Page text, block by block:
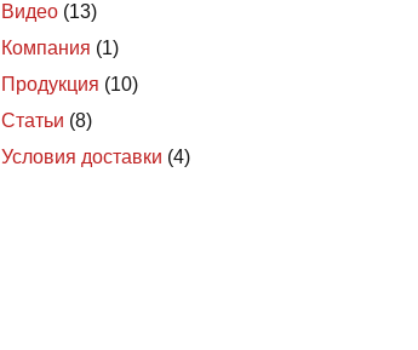
Видео (13)
Компания (1)
Продукция (10)
Статьи (8)
Условия доставки (4)